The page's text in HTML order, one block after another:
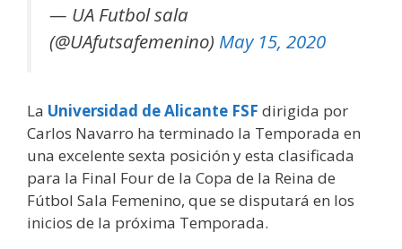
— UA Futbol sala
(@UAfutsafemenino) May 15, 2020
La Universidad de Alicante FSF dirigida por
Carlos Navarro ha terminado la Temporada en
una excelente sexta posición y esta clasificada
para la Final Four de la Copa de la Reina de
Fútbol Sala Femenino, que se disputará en los
inicios de la próxima Temporada.